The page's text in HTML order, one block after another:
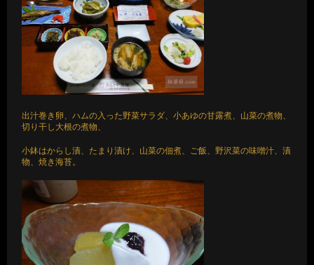
出汁巻き卵、ハムの入った野菜サラダ、小あゆの甘露煮、山菜の煮物、
切り干し大根の煮物、
小鉢はからし漬、たまり漬け、山菜の佃煮、ご飯、野沢菜の味噌汁、漬
物、焼き海苔。